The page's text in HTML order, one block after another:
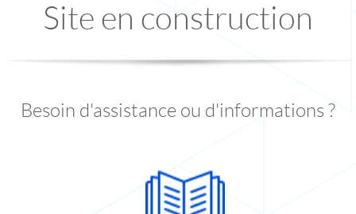
Site en construction
Besoin d'assistance ou d'informations ?